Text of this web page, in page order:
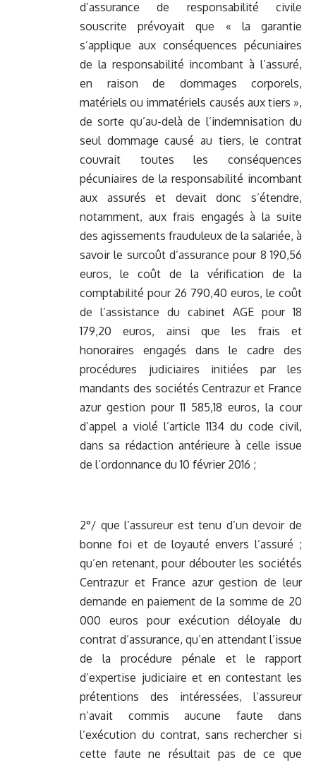
d’assurance de responsabilité civile
souscrite prévoyait que « la garantie
s’applique aux conséquences pécuniaires
de la responsabilité incombant à l’assuré,
en raison de dommages corporels,
matériels ou immatériels causés aux tiers »,
de sorte qu’au-delà de l’indemnisation du
seul dommage causé au tiers, le contrat
couvrait toutes les conséquences
pécuniaires de la responsabilité incombant
aux assurés et devait donc s’étendre,
notamment, aux frais engagés à la suite
des agissements frauduleux de la salariée, à
savoir le surcoût d’assurance pour 8 190,56
euros, le coût de la vérification de la
comptabilité pour 26 790,40 euros, le coût
de l’assistance du cabinet AGE pour 18
179,20 euros, ainsi que les frais et
honoraires engagés dans le cadre des
procédures judiciaires initiées par les
mandants des sociétés Centrazur et France
azur gestion pour 11 585,18 euros, la cour
d’appel a violé l’article 1134 du code civil,
dans sa rédaction antérieure à celle issue
de l’ordonnance du 10 février 2016 ;
2°/ que l’assureur est tenu d’un devoir de
bonne foi et de loyauté envers l’assuré ;
qu’en retenant, pour débouter les sociétés
Centrazur et France azur gestion de leur
demande en paiement de la somme de 20
000 euros pour exécution déloyale du
contrat d’assurance, qu’en attendant l’issue
de la procédure pénale et le rapport
d’expertise judiciaire et en contestant les
prétentions des intéressées, l’assureur
n’avait commis aucune faute dans
l’exécution du contrat, sans rechercher si
cette faute ne résultait pas de ce que